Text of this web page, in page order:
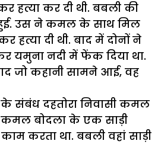
हत्या कर दी थी. बबली की
हुई. उस ने कमल के साथ मिल
हत्या दी थी. बाद में दोनों ने
नदी में फेंक दिया था.
जो कहानी सामने आई, वह
के संबंध दहतोरा निवासी कमल
बोदला के एक साड़ी
करता था. बबली वहां साड़ी